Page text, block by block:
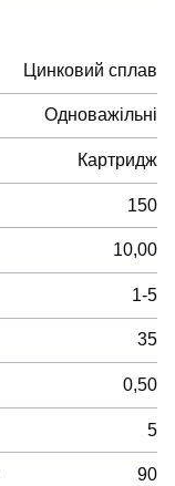
Цинковий сплав
Одноважільні
Картридж
150
10,00
1-5
35
0,50
5
90